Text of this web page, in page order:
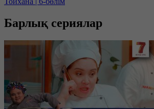
Барлық сериялар